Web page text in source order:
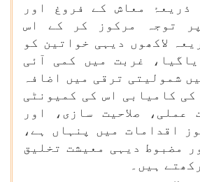
ذریعۂ معاش کے فروغ اور
توجہ مرکوز کر کے اس
لاکھوں دیہی خواتین کو
غربت میں کمی آئی
شمولیتی ترقی میں اضافہ
کی کامیابی اس کی کمیونٹی
عملی، صلاحیت سازی، اور
اقدامات میں پنہاں ہے،
مضبوط دیہی معیشت تخلیق
ہیں۔